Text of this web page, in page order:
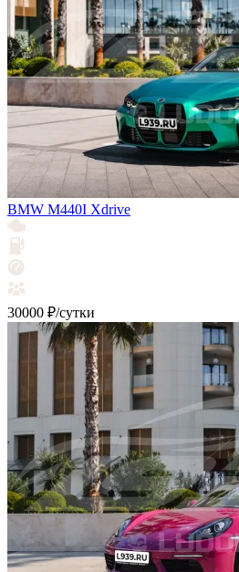
BMW M440I Xdrive
30000 ₽/сутки